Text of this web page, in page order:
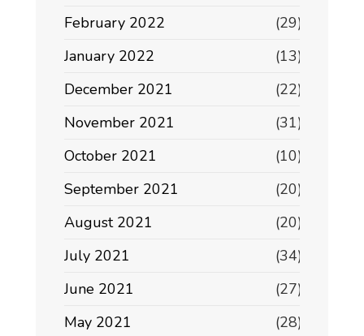
February 2022
(29)
January 2022
(13)
December 2021
(22)
November 2021
(31)
October 2021
(10)
September 2021
(20)
August 2021
(20)
July 2021
(34)
June 2021
(27)
May 2021
(28)